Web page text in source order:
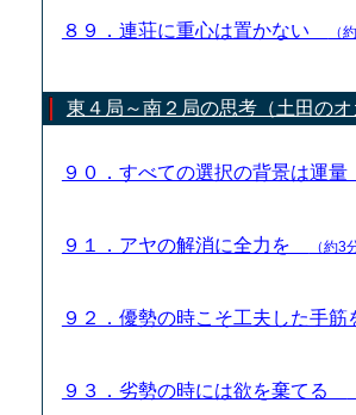
８９．連荘に重心は置かない （
東４局～南２局の思考（土田のオ
９０．すべての選択の背景は運量
９１．アヤの解消に全力を （約3
９２．優勢の時こそ工夫した手
９３．劣勢の時には欲を棄てる